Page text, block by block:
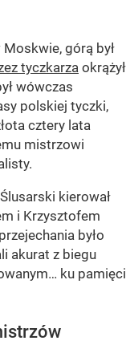
górą był
tyczkarza okrążył
wówczas
polskiej tyczki,
cztery lata
mistrzowi
kierował
i Krzysztofem
było
akurat z biegu
ku pamięci